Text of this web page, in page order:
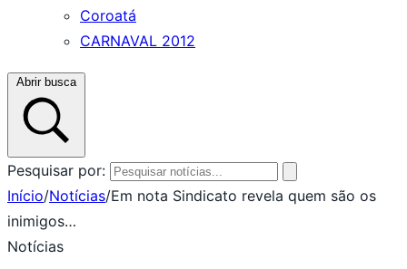
Coroatá
CARNAVAL 2012
Abrir busca
Pesquisar por:
Início/Notícias/Em nota Sindicato revela quem são os
inimigos…
Notícias